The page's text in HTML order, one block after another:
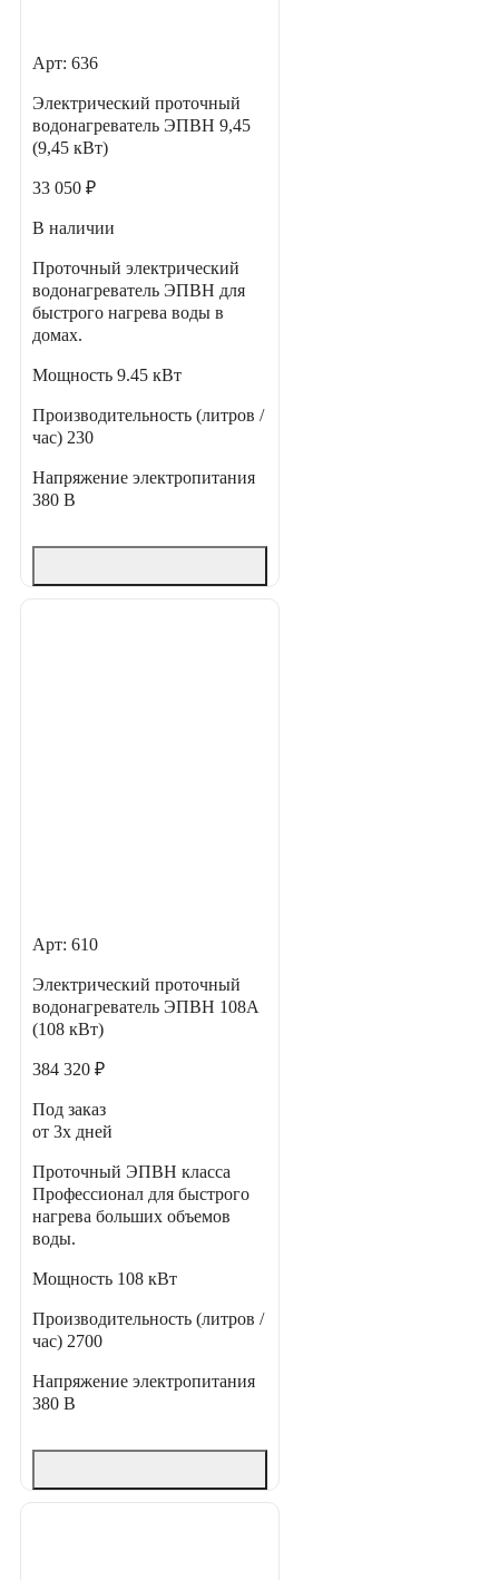
Арт: 636
Электрический проточный
водонагреватель ЭПВН 9,45
(9,45 кВт)
33 050 ₽
В наличии
Проточный электрический
водонагреватель ЭПВН для
быстрого нагрева воды в
домах.
Мощность 9.45 кВт
Производительность (литров /
час) 230
Напряжение электропитания
380 В
Арт: 610
Электрический проточный
водонагреватель ЭПВН 108А
(108 кВт)
384 320 ₽
Под заказ
от 3х дней
Проточный ЭПВН класса
Профессионал для быстрого
нагрева больших объемов
воды.
Мощность 108 кВт
Производительность (литров /
час) 2700
Напряжение электропитания
380 В